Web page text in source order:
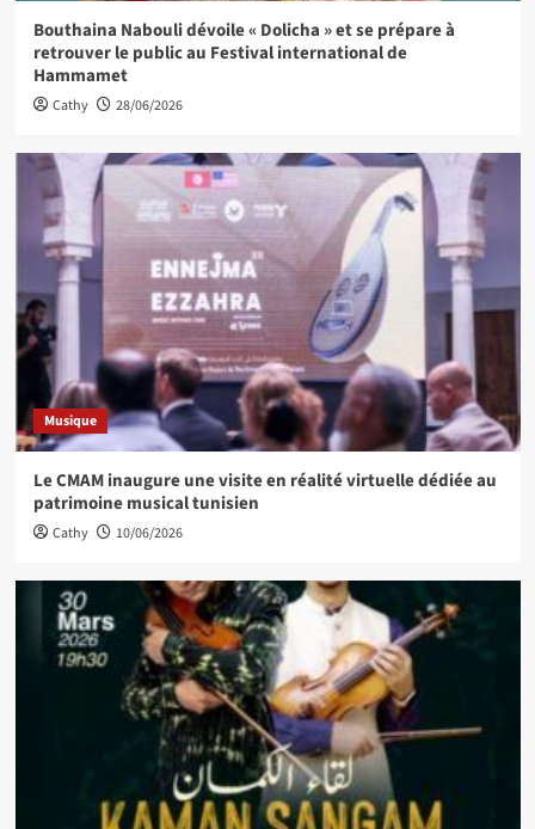
Bouthaina Nabouli dévoile « Dolicha » et se prépare à
retrouver le public au Festival international de
Hammamet
Cathy 28/06/2026
Musique
Le CMAM inaugure une visite en réalité virtuelle dédiée au
patrimoine musical tunisien
Cathy 10/06/2026